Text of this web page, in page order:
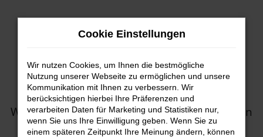
Zum
Willkommen im virtuellen Fahrzeugmarkt von
Ihrem Autohaus Ebner am Hochrhein
Cookie Einstellungen
Wir nutzen Cookies, um Ihnen die bestmögliche
Nutzung unserer Webseite zu ermöglichen und unsere
Kommunikation mit Ihnen zu verbessern. Wir
berücksichtigen hierbei Ihre Präferenzen und
verarbeiten Daten für Marketing und Statistiken nur,
wenn Sie uns Ihre Einwilligung geben. Wenn Sie zu
einem späteren Zeitpunkt Ihre Meinung ändern, können